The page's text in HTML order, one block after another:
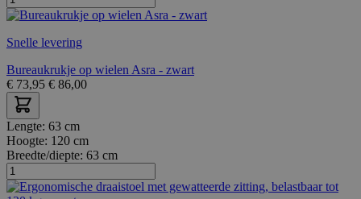
Snelle levering
Bureaukrukje op wielen Asra - zwart
€ 73,95 € 86,00
Lengte: 63 cm
Hoogte: 120 cm
Breedte/diepte: 63 cm